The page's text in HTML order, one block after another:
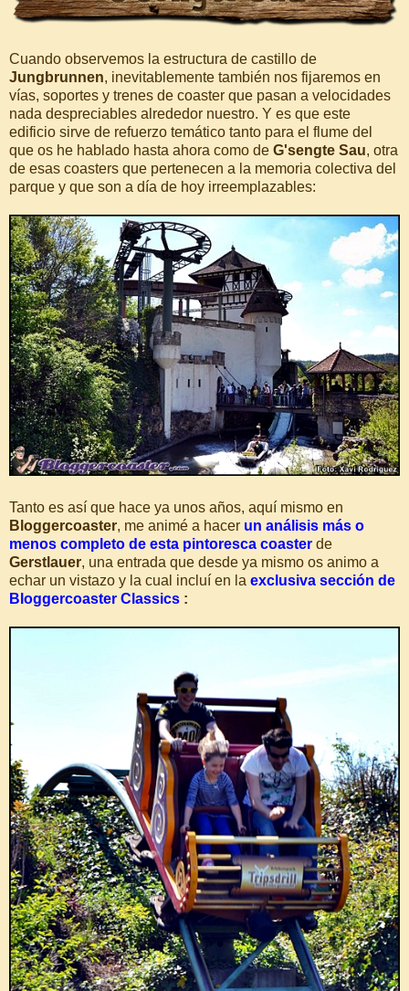
Cuando observemos la estructura de castillo de
Jungbrunnen, inevitablemente también nos fijaremos en
vías, soportes y trenes de coaster que pasan a velocidades
nada despreciables alrededor nuestro. Y es que este
edificio sirve de refuerzo temático tanto para el flume del
que os he hablado hasta ahora como de G'sengte Sau, otra
de esas coasters que pertenecen a la memoria colectiva del
parque y que son a día de hoy irreemplazables:
Tanto es así que hace ya unos años, aquí mismo en
Bloggercoaster, me animé a hacer un análisis más o
menos completo de esta pintoresca coaster de
Gerstlauer, una entrada que desde ya mismo os animo a
echar un vistazo y la cual incluí en la exclusiva sección de
Bloggercoaster Classics :